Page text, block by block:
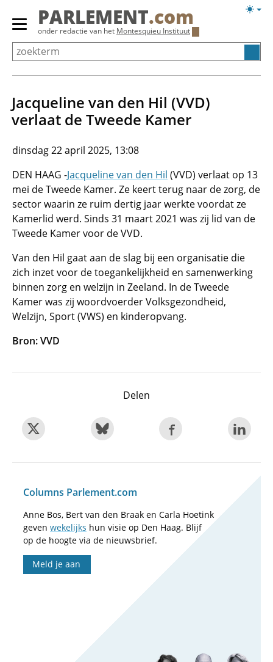
Overslaan
Primair
menu
tonen/verbergen
PARLEMENT.com
onder redactie van het Montesquieu Instituut
Jacqueline van den Hil (VVD)
verlaat de Tweede Kamer
dinsdag 22 april 2025, 13:08
DEN HAAG -Jacqueline van den Hil (VVD) verlaat op 13
mei de Tweede Kamer. Ze keert terug naar de zorg, de
sector waarin ze ruim dertig jaar werkte voordat ze
Kamerlid werd. Sinds 31 maart 2021 was zij lid van de
Tweede Kamer voor de VVD.
Van den Hil gaat aan de slag bij een organisatie die
zich inzet voor de toegankelijkheid en samenwerking
binnen zorg en welzijn in Zeeland. In de Tweede
Kamer was zij woordvoerder Volksgezondheid,
Welzijn, Sport (VWS) en kinderopvang.
Bron: VVD
Delen
Columns Parlement.com
Anne Bos, Bert van den Braak en Carla Hoetink
geven wekelijks hun visie op Den Haag. Blijf
op de hoogte via de nieuwsbrief.
Meld je aan